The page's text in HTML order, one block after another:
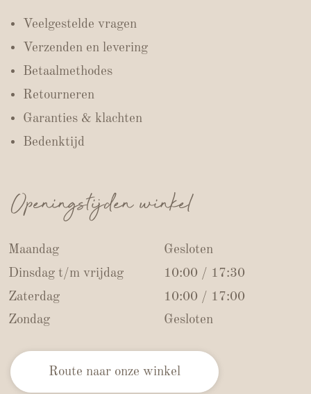
Veelgestelde vragen
Verzenden en levering
Betaalmethodes
Retourneren
Garanties & klachten
Bedenktijd
Openingstijden winkel
Maandag
Gesloten
Dinsdag t/m vrijdag
10:00 / 17:30
Zaterdag
10:00 / 17:00
Zondag
Gesloten
Route naar onze winkel